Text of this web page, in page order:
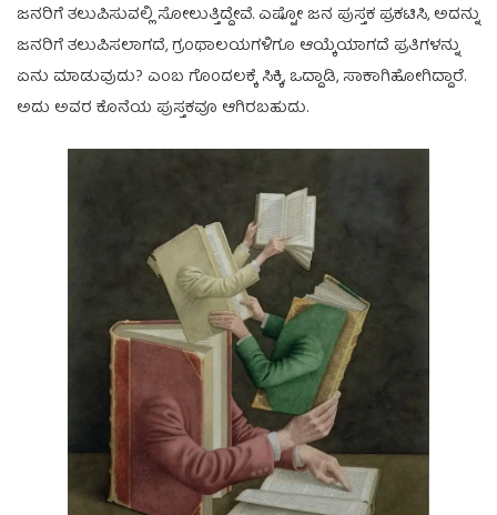
ಜನರಿಗೆ ತಲುಪಿಸುವಲ್ಲಿ ಸೋಲುತ್ತಿದ್ದೇವೆ. ಎಷ್ಟೋ ಜನ ಪುಸ್ತಕ ಪ್ರಕಟಿಸಿ, ಅದನ್ನು
ಜನರಿಗೆ ತಲುಪಿಸಲಾಗದೆ, ಗ್ರಂಥಾಲಯಗಳಿಗೂ ಆಯ್ಕೆಯಾಗದೆ ಪ್ರತಿಗಳನ್ನು
ಏನು ಮಾಡುವುದು? ಎಂಬ ಗೊಂದಲಕ್ಕೆ ಸಿಕ್ಕಿ, ಒದ್ದಾಡಿ, ಸಾಕಾಗಿಹೋಗಿದ್ದಾರೆ.
ಅದು ಅವರ ಕೊನೆಯ ಪುಸ್ತಕವೂ ಆಗಿರಬಹುದು.